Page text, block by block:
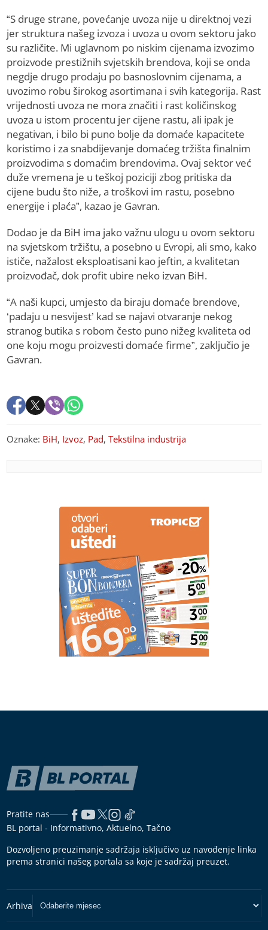
“S druge strane, povećanje uvoza nije u direktnoj vezi
jer struktura našeg izvoza i uvoza u ovom sektoru jako
su različite. Mi uglavnom po niskim cijenama izvozimo
proizvode prestižnih svjetskih brendova, koji se onda
negdje drugo prodaju po basnoslovnim cijenama, a
uvozimo robu širokog asortimana i svih kategorija. Rast
vrijednosti uvoza ne mora značiti i rast količinskog
uvoza u istom procentu jer cijene rastu, ali ipak je
negativan, i bilo bi puno bolje da domaće kapacitete
koristimo i za snabdijevanje domaćeg tržišta finalnim
proizvodima s domaćim brendovima. Ovaj sektor već
duže vremena je u teškoj poziciji zbog pritiska da
cijene budu što niže, a troškovi im rastu, posebno
energije i plaća”, kazao je Gavran.
Dodao je da BiH ima jako važnu ulogu u ovom sektoru
na svjetskom tržištu, a posebno u Evropi, ali smo, kako
ističe, nažalost eksploatisani kao jeftin, a kvalitetan
proizvođač, dok profit ubire neko izvan BiH.
“A naši kupci, umjesto da biraju domaće brendove,
‘padaju u nesvijest’ kad se najavi otvaranje nekog
stranog butika s robom često puno nižeg kvaliteta od
one koju mogu proizvesti domaće firme”, zaključio je
Gavran.
Oznake: BiH, Izvoz, Pad,Tekstilna industrija
Pratite nas
BL portal - Informativno, Aktuelno, Tačno
Dozvoljeno preuzimanje sadržaja isključivo uz navođenje linka
prema stranici našeg portala sa koje je sadržaj preuzet.